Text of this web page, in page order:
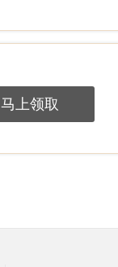
马上领取